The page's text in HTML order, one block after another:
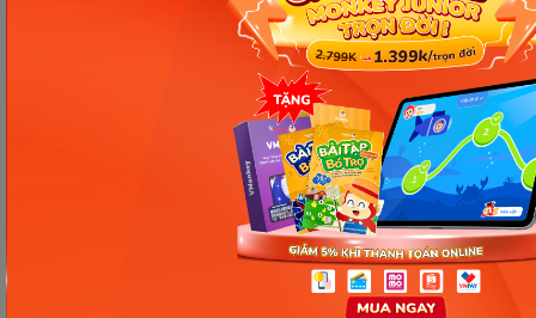
Trên đây là toàn bộ kiến thức cần nhớ vềđại từ
(Reflexive pronouns). Monkey hy vọng
bạn đã hiểu rõ và biết cách áp dụng chính xác khi
sử dụng đại từ này trong văn viết cũng như văn nói